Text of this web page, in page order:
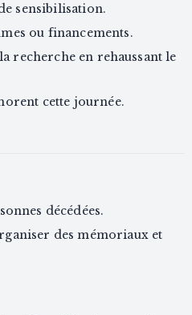
sensibilisation.
ou financements.
recherche en rehaussant le
cette journée.
décédées.
des mémoriaux et